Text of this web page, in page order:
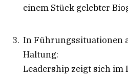
einem Stück gelebter
In Führungssituationen
Haltung:
Leadership zeigt sich im